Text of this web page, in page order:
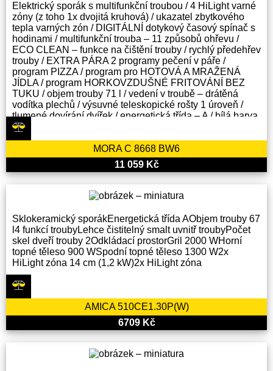
Elektrický sporák s multifunkční troubou / 4 HiLight varné
zóny (z toho 1x dvojitá kruhová) / ukazatel zbytkového
tepla varných zón / DIGITÁLNÍ dotykový časový spínač s
hodinami / multifunkční trouba – 11 způsobů ohřevu /
ECO CLEAN – funkce na čištění trouby / rychlý předehřev
trouby / EXTRA PÁRA 2 programy pečení v páře /
program PIZZA / program pro HOTOVÁ A MRAŽENÁ
JÍDLA / program HORKOVZDUŠNÉ FRITOVÁNÍ BEZ
TUKU / objem trouby 71 l / vedení v troubě – drátěná
vodítka plechů / výsuvné teleskopické rošty 1 úroveň /
tlumené dovírání dvířek / energetická třída – A / bílá barva
příslušenství: 1 x rošt, 1x XXL hluboký pekáč, 1x mělký
MORA C 8668 BW6
11 059 Kč
Sklokeramický sporákEnergetická třída AObjem trouby 67
l4 funkcí troubyLehce čistitelný smalt uvnitř troubyPočet
skel dveří trouby 2Odkládací prostorGril 2000 WHorní
topné těleso 900 WSpodní topné těleso 1300 W2x
HiLight zóna 14 cm (1,2 kW)2x HiLight zóna
AMICA 510CE1.30P(W)
6709 Kč